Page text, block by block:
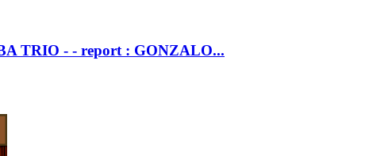
TRIO - - report : GONZALO...